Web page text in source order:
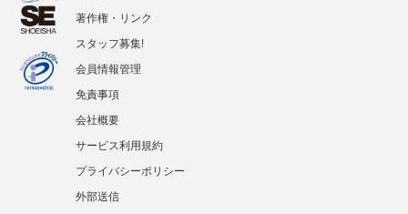
著作権・リンク
スタッフ募集!
会員情報管理
免責事項
会社概要
サービス利用規約
プライバシーポリシー
外部送信